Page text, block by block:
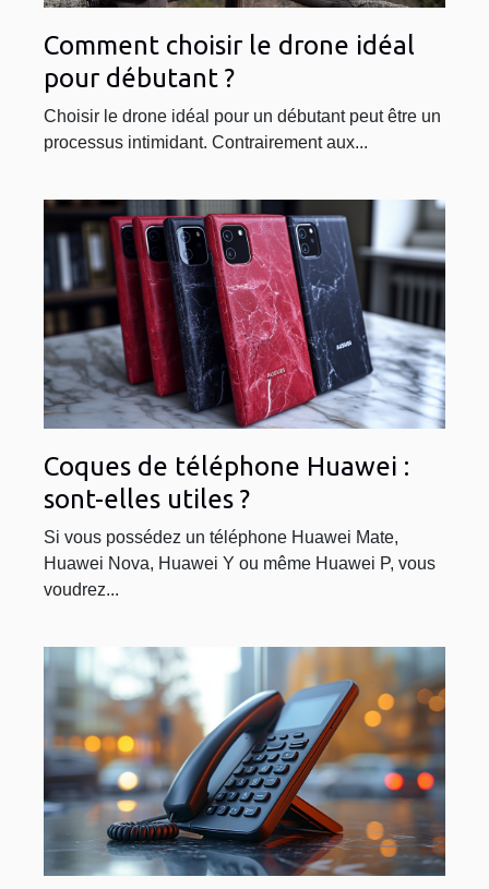
Comment choisir le drone idéal
pour débutant ?
Choisir le drone idéal pour un débutant peut être un
processus intimidant. Contrairement aux...
Coques de téléphone Huawei :
sont-elles utiles ?
Si vous possédez un téléphone Huawei Mate,
Huawei Nova, Huawei Y ou même Huawei P, vous
voudrez...